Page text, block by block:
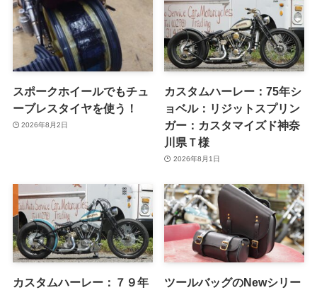
スポークホイールでもチュ
ーブレスタイヤを使う！
2026年8月2日
カスタムハーレー：75年シ
ョベル：リジットスプリン
ガー：カスタマイズド神奈
川県Ｔ様
2026年8月1日
カスタムハーレー：７９年
ツールバッグのNewシリー